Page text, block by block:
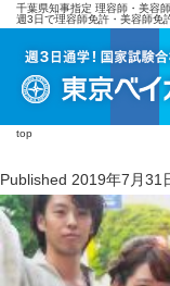
千葉県知事指定 理容師・美容
週3日で理容師免許・美容師免
top
Published 2019年7月31